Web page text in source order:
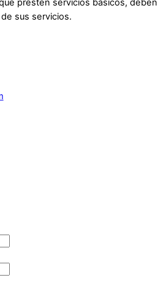
presten servicios básicos, deben
sus servicios.